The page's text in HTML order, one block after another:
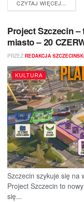
CZYTAJ WIĘCEJ...
Project Szczecin
miasto – 20
PRZEZ REDAKCJA
KULTURA
Szczecin szykuje się na
Project Szczecin to
się...